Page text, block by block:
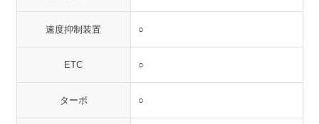
速度抑制装置 ○
ETC ○
ターボ ○